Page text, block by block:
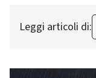
Leggi articoli di: